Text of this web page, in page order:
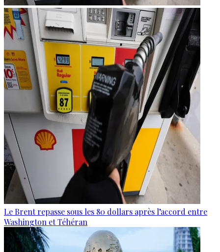
Le Brent repasse sous les 80 dollars après l’accord entre
Washington et Téhéran